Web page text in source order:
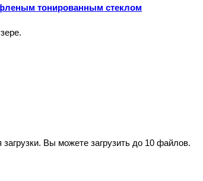
тонированным стеклом
Вы можете загрузить до 10 файлов.